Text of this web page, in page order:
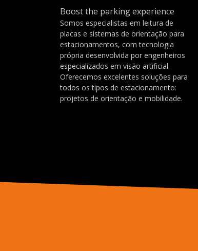
Boost the parking experience
Somos especialistas em leitura de
placas e sistemas de orientação para
estacionamentos, com tecnologia
própria desenvolvida por engenheiros
especializados em visão artificial.
Oferecemos excelentes soluções para
todos os tipos de estacionamento:
projetos de orientação e mobilidade.